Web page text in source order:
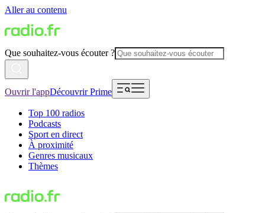
Aller au contenu
Que souhaitez-vous écouter ?
Ouvrir l'appDécouvrir Prime
Top 100 radios
Podcasts
Sport en direct
À proximité
Genres musicaux
Thèmes